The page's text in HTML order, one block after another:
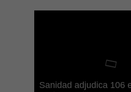
Sanidad adjudica 106
puntuación en el
ayudas del
Transición Ecológica
parque de vivienda
diagnóstica de los